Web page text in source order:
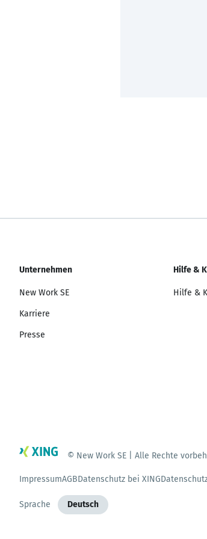
Unternehmen
New Work SE
Karriere
Presse
Hilfe &
Hilfe &
© New Work SE | Alle Rechte
ImpressumAGBDatenschutz bei XING
Sprache Deutsch